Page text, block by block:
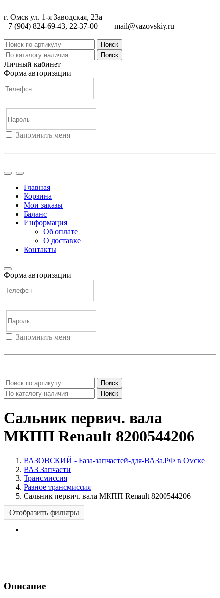
г. Омск ул. 1-я Заводская, 23а
+7 (904) 824-69-43, 22-37-00
mail@vazovskiy.ru
Поиск
Поиск
Личный кабинет
Форма авторизации
Запомнить меня
Главная
Корзина
Мои заказы
Баланс
Информация
Об оплате
О доставке
Контакты
Форма авторизации
Запомнить меня
Поиск
Поиск
Сальник первич. вала
МКПП Renault 8200544206
ВАЗОВСКИЙ - База-запчастей-для-ВАЗа.РФ в Омске
ВАЗ Запчасти
Трансмиссия
Разное трансмиссия
Сальник первич. вала МКПП Renault 8200544206
Отобразить фильтры
Описание